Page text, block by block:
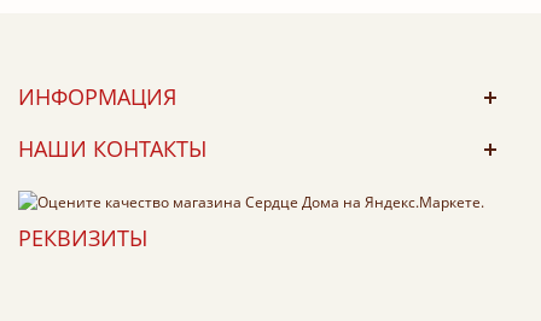
ИНФОРМАЦИЯ
НАШИ КОНТАКТЫ
РЕКВИЗИТЫ